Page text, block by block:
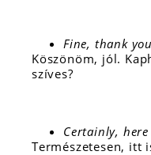
Fine, thank
Köszönöm, jól.
szíves?
Certainly, here
Természetesen, itt